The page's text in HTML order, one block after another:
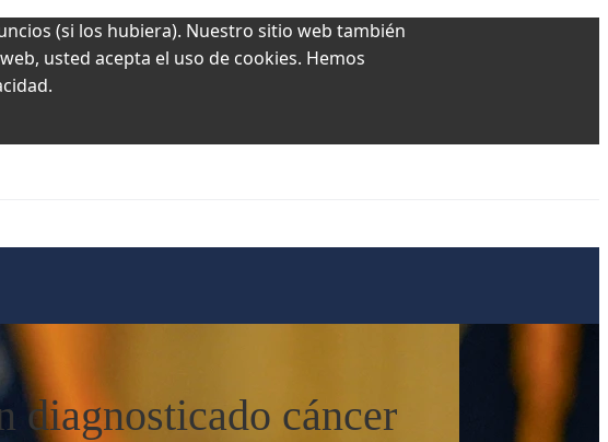
(si los hubiera). Nuestro sitio web también
usted acepta el uso de cookies. Hemos
diagnosticado cáncer